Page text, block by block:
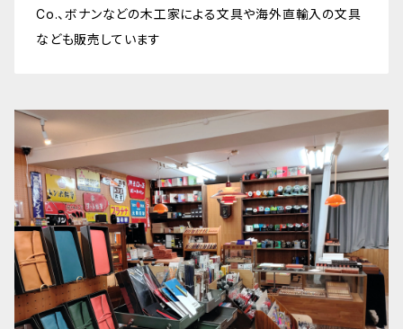
Co.、ボナンなどの木工家による文具や海外直輸入の文具
なども販売しています